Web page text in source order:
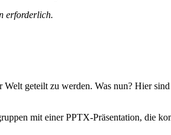
erforderlich.
geteilt zu werden. Was nun? Hier
mit einer PPTX-Präsentation, die